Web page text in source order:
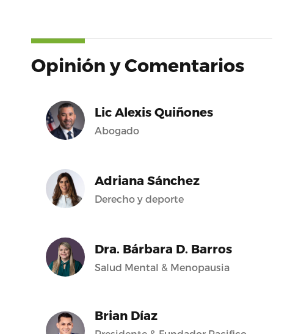
Opinión y Comentarios
Lic Alexis Quiñones
Abogado
Adriana Sánchez
Derecho y deporte
Dra. Bárbara D. Barros
Salud Mental & Menopausia
Brian Díaz